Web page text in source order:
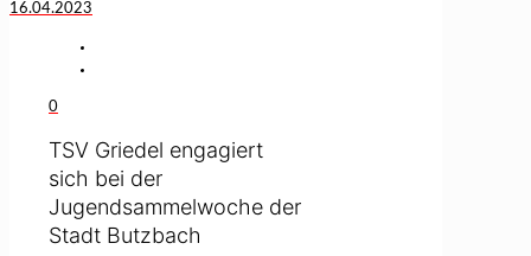
16.04.2023
0
TSV Griedel engagiert
sich bei der
Jugendsammelwoche der
Stadt Butzbach